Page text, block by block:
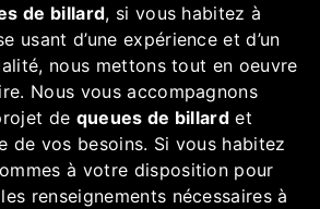
de billard, si vous habitez à
usant d’une expérience et d’un
nous mettons tout en oeuvre
Nous vous accompagnons
de queues de billard et
de vos besoins. Si vous habitez
à votre disposition pour
renseignements nécessaires à